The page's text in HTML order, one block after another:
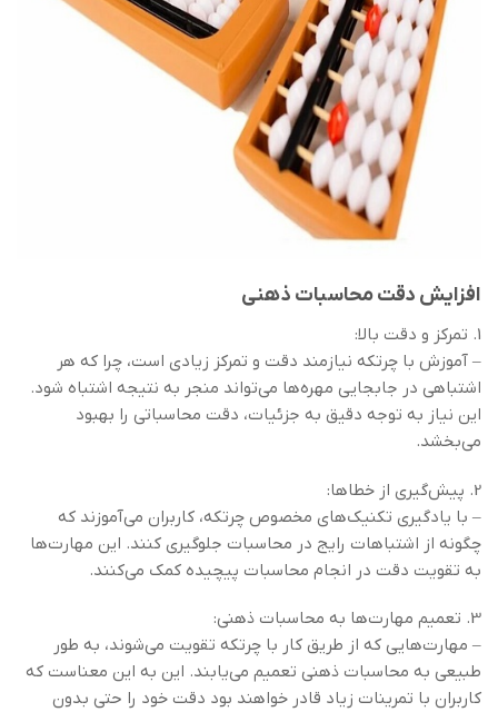
افزایش دقت محاسبات ذهنی
1. تمرکز و دقت بالا:
– آموزش با چرتکه نیازمند دقت و تمرکز زیادی است، چرا که هر
اشتباهی در جابجایی مهره‌ها می‌تواند منجر به نتیجه اشتباه شود.
این نیاز به توجه دقیق به جزئیات، دقت محاسباتی را بهبود
می‌بخشد.
2. پیش‌گیری از خطاها:
– با یادگیری تکنیک‌های مخصوص چرتکه، کاربران می‌آموزند که
چگونه از اشتباهات رایج در محاسبات جلوگیری کنند. این مهارت‌ها
به تقویت دقت در انجام محاسبات پیچیده کمک می‌کنند.
3. تعمیم مهارت‌ها به محاسبات ذهنی:
– مهارت‌هایی که از طریق کار با چرتکه تقویت می‌شوند، به طور
طبیعی به محاسبات ذهنی تعمیم می‌یابند. این به این معناست که
کاربران با تمرینات زیاد قادر خواهند بود دقت خود را حتی بدون